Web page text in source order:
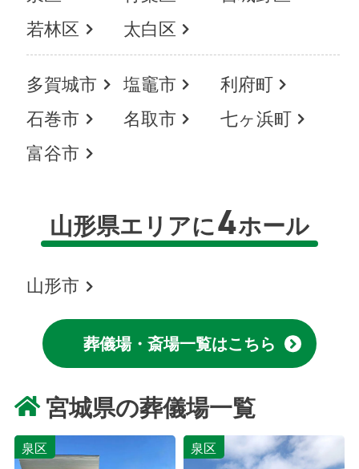
若林区
太白区
多賀城市 塩竈市
利府町
石巻市
名取市
七ヶ浜町
富谷市
山形県エリアに4ホール
山形市
葬儀場・斎場一覧はこちら
宮城県の葬儀場一覧
泉区 泉区